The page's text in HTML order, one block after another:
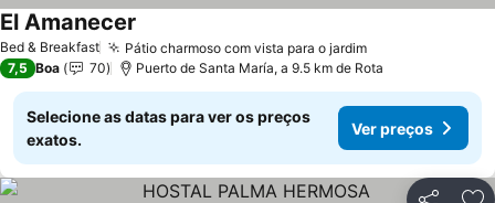
Bed & Breakfast Pátio charmoso com vista para o jardimVer preços
El Amanecer
7,5 Boa 70 Puerto de Santa María, a 9.5 km de Rota
Selecione as datas para ver os preços
exatos.
Ver preços